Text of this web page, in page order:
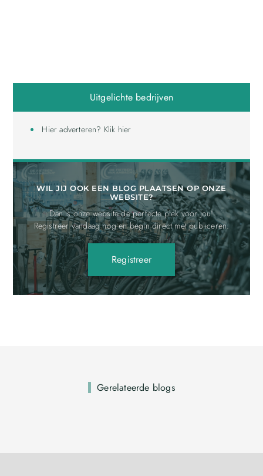
Uitgelichte bedrijven
Hier adverteren? Klik hier
WIL JIJ OOK EEN BLOG PLAATSEN OP ONZE
WEBSITE?
Dan is onze website de perfecte plek voor jou!
Registreer vandaag nog en begin direct met publiceren.
Registreer
Gerelateerde blogs